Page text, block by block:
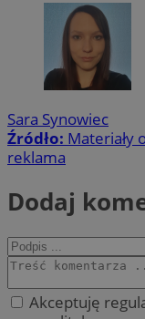
Sara Synowiec
Źródło: Materiały
reklama
Dodaj
Akceptuję